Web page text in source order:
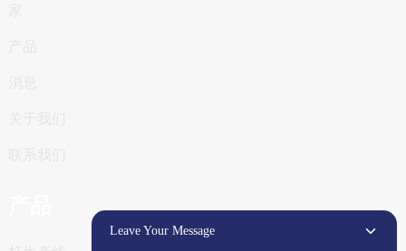
Leave Your Message